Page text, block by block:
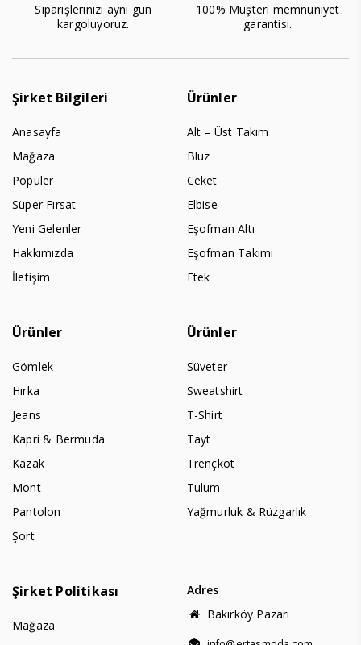
Siparişlerinizi aynı gün
kargoluyoruz.
100% Müşteri memnuniyet
garantisi.
Şirket Bilgileri
Anasayfa
Mağaza
Populer
Süper Fırsat
Yeni Gelenler
Hakkımızda
İletişim
Ürünler
Alt – Üst Takım
Bluz
Ceket
Elbise
Eşofman Altı
Eşofman Takımı
Etek
Ürünler
Gömlek
Hırka
Jeans
Kapri & Bermuda
Kazak
Mont
Pantolon
Şort
Ürünler
Süveter
Sweatshirt
T-Shirt
Tayt
Trençkot
Tulum
Yağmurluk & Rüzgarlık
Şirket Politikası
Mağaza
Adres
Bakırköy Pazarı